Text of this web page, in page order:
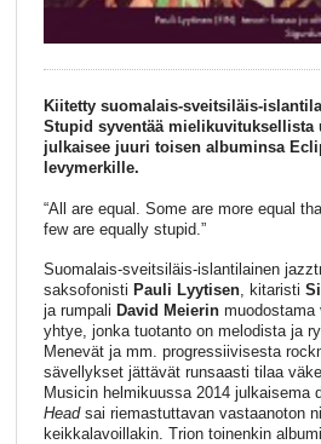
Kiitetty suomalais-sveitsiläis-
Stupid syventää mielikuvituksellista
julkaisee juuri toisen albuminsa
levymerkille.
“All are equal. Some are more equal
few are equally stupid.”
Suomalais-sveitsiläis-islantilainen
saksofonisti Pauli Lyytisen, kitaristi
ja rumpali David Meierinmuodostama
yhtye, jonka tuotanto on melodista ja
Menevät ja mm. progressiivisesta
sävellykset jättävät runsaasti tilaa
Musicin helmikuussa 2014 julkaisema
Headsai riemastuttavan vastaanoton
keikkalavoillakin. Trion toinenkin albumi